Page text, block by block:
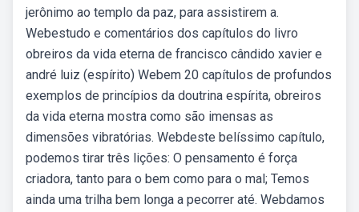
jerônimo ao templo da paz, para assistirem a.
Webestudo e comentários dos capítulos do livro
obreiros da vida eterna de francisco cândido xavier e
andré luiz (espírito) Webem 20 capítulos de profundos
exemplos de princípios da doutrina espírita, obreiros
da vida eterna mostra como são imensas as
dimensões vibratórias. Webdeste belíssimo capítulo,
podemos tirar três lições: O pensamento é força
criadora, tanto para o bem como para o mal; Temos
ainda uma trilha bem longa a pecorrer até. Webdamos